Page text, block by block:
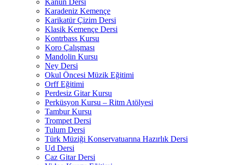
Kanun Dersi
Karadeniz Kemençe
Karikatür Çizim Dersi
Klasik Kemençe Dersi
Kontrbass Kursu
Koro Çalışması
Mandolin Kursu
Ney Dersi
Okul Öncesi Müzik Eğitimi
Orff Eğitimi
Perdesiz Gitar Kursu
Perküsyon Kursu – Ritm Atölyesi
Tambur Kursu
Trompet Dersi
Tulum Dersi
Türk Müziği Konservatuarına Hazırlık Dersi
Ud Dersi
Caz Gitar Dersi